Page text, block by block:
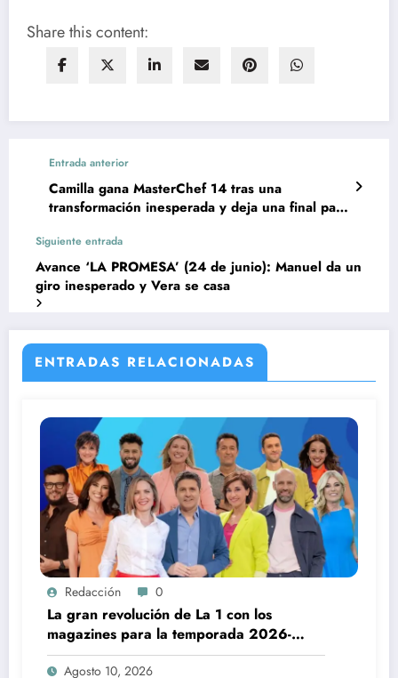
Share this content:
Entrada anterior
Camilla gana MasterChef 14 tras una
transformación inesperada y deja una final para
Siguiente entrada
Avance ‘LA PROMESA’ (24 de junio): Manuel da un
giro inesperado y Vera se casa
ENTRADAS RELACIONADAS
Redacción 0
La gran revolución de La 1 con los
magazines para la temporada 2026-
2027
Agosto 10, 2026